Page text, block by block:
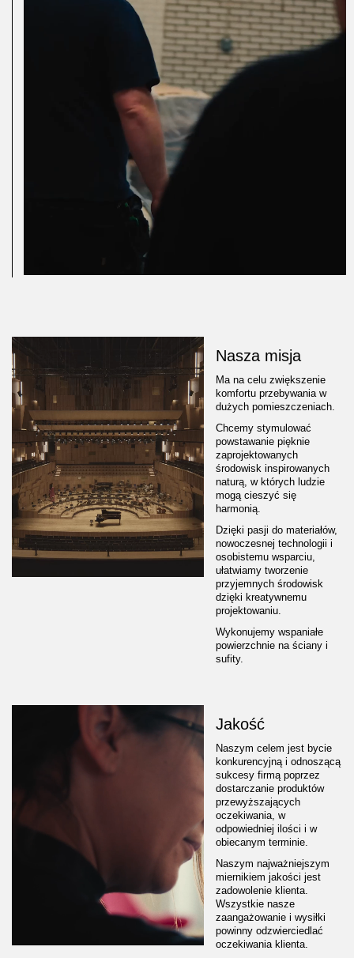
Jakość
Naszym celem jest bycie
konkurencyjną i odnoszącą
sukcesy firmą poprzez
dostarczanie produktów
przewyższających
oczekiwania, w
odpowiedniej ilości i w
obiecanym terminie.
Naszym najważniejszym
miernikiem jakości jest
zadowolenie klienta.
Wszystkie nasze
zaangażowanie i wysiłki
powinny odzwierciedlać
oczekiwania klienta.
Nasza misja
Ma na celu zwiększenie
komfortu przebywania w
dużych pomieszczeniach.
Chcemy stymulować
powstawanie pięknie
zaprojektowanych
środowisk inspirowanych
naturą, w których ludzie
mogą cieszyć się
harmonią.
Dzięki pasji do materiałów,
nowoczesnej technologii i
osobistemu wsparciu,
ułatwiamy tworzenie
przyjemnych środowisk
dzięki kreatywnemu
projektowaniu.
Wykonujemy wspaniałe
powierzchnie na ściany i
sufity.